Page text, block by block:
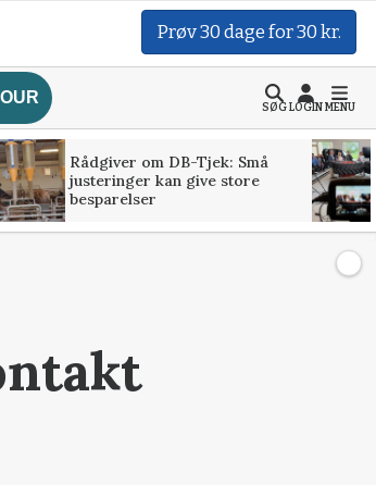
Prøv 30 dage for 30 kr.
SØGLOGINMENU
Rådgiver om DB-Tjek: Små
justeringer kan give store
besparelser